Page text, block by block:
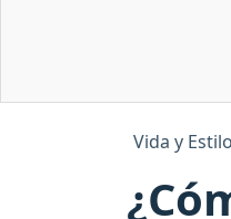
Vida y Estilo